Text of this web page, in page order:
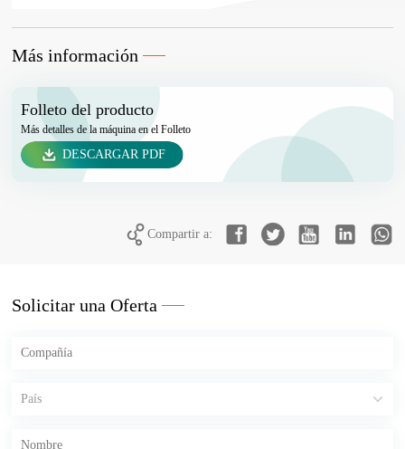
Más información
Folleto del producto
Más detalles de la máquina en el Folleto
DESCARGAR PDF
Compartir a:
Solicitar una Oferta